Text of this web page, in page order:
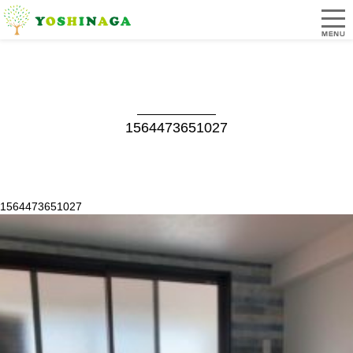
1564473651027
1564473651027